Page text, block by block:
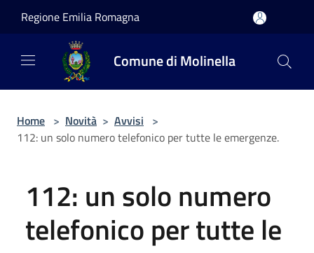
Regione Emilia Romagna
Comune di Molinella
Home > Novità > Avvisi >
112: un solo numero telefonico per tutte le emergenze.
112: un solo numero
telefonico per tutte le